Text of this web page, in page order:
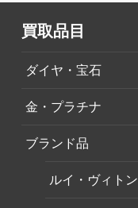
買取品目
ダイヤ・宝石
金・プラチナ
ブランド品
ルイ・ヴィトン